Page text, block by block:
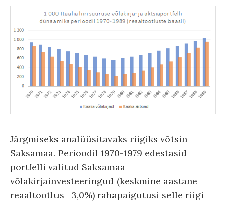
Järgmiseks analüüsitavaks riigiks võtsin
Saksamaa. Perioodil 1970-1979 edestasid
portfelli valitud Saksamaa
võlakirjainvesteeringud (keskmine aastane
reaaltootlus +3,0%) rahapaigutusi selle riigi